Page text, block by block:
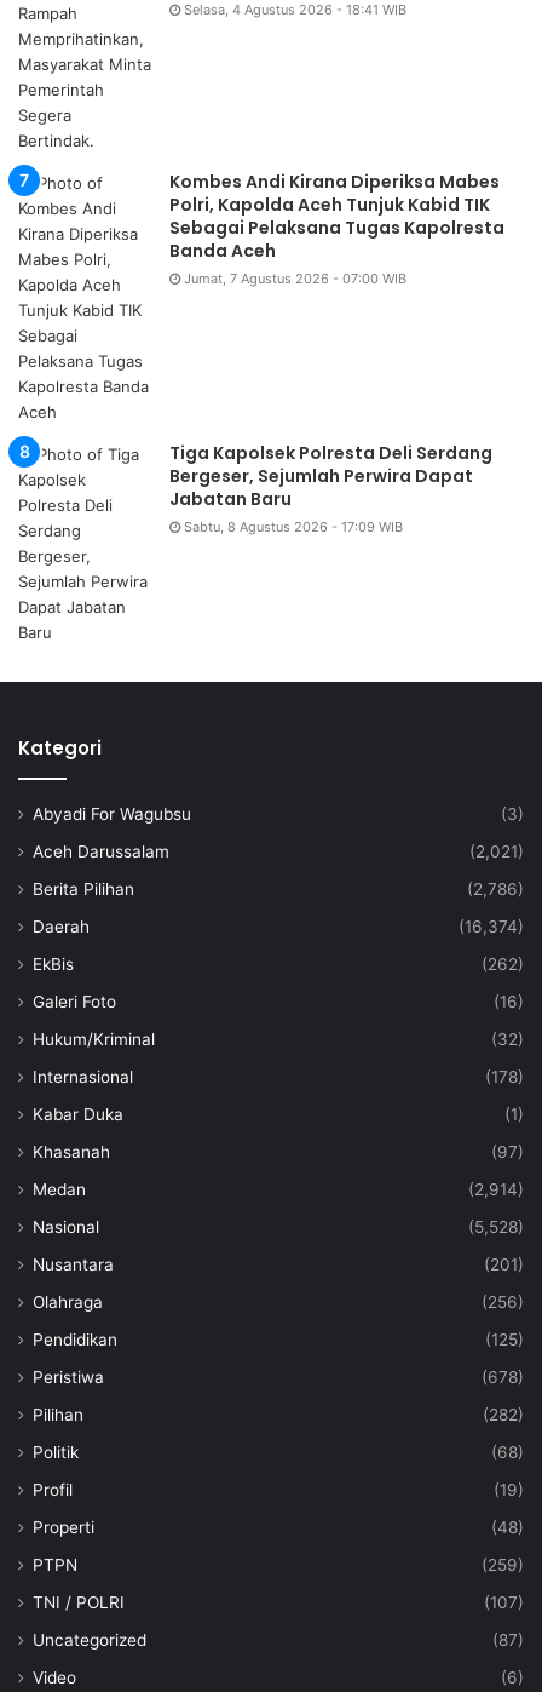
Selasa, 4 Agustus 2026 - 18:41 WIB
Kombes Andi Kirana Diperiksa Mabes
Polri, Kapolda Aceh Tunjuk Kabid TIK
Sebagai Pelaksana Tugas Kapolresta
Banda Aceh
Jumat, 7 Agustus 2026 - 07:00 WIB
Tiga Kapolsek Polresta Deli Serdang
Bergeser, Sejumlah Perwira Dapat
Jabatan Baru
Sabtu, 8 Agustus 2026 - 17:09 WIB
Kategori
Abyadi For Wagubsu
(3)
Aceh Darussalam
(2,021)
Berita Pilihan
(2,786)
Daerah
(16,374)
EkBis
(262)
Galeri Foto
(16)
Hukum/Kriminal
(32)
Internasional
(178)
Kabar Duka
(1)
Khasanah
(97)
Medan
(2,914)
Nasional
(5,528)
Nusantara
(201)
Olahraga
(256)
Pendidikan
(125)
Peristiwa
(678)
Pilihan
(282)
Politik
(68)
Profil
(19)
Properti
(48)
PTPN
(259)
TNI / POLRI
(107)
Uncategorized
(87)
Video
(6)